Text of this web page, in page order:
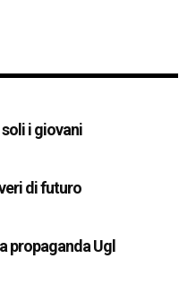
i giovani
di futuro
propaganda Ugl